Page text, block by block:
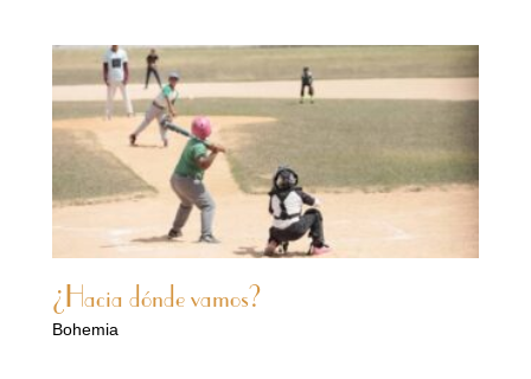
¿Hacia dónde vamos?
Bohemia